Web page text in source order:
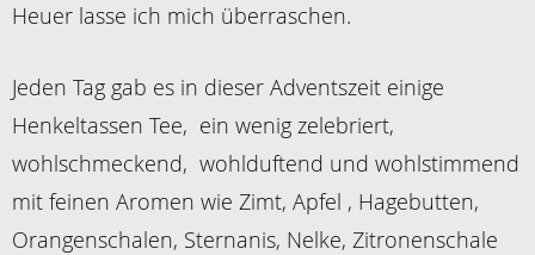
Heuer lasse ich mich überraschen.
Jeden Tag gab es in dieser Adventszeit einige
Henkeltassen Tee, ein wenig zelebriert,
wohlschmeckend, wohlduftend und wohlstimmend
mit feinen Aromen wie Zimt, Apfel , Hagebutten,
Orangenschalen, Sternanis, Nelke, Zitronenschale